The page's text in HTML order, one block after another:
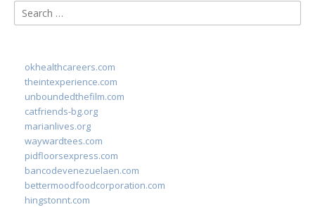
Search
for:
okhealthcareers.com
theintexperience.com
unboundedthefilm.com
catfriends-bg.org
marianlives.org
waywardtees.com
pidfloorsexpress.com
bancodevenezuelaen.com
bettermoodfoodcorporation.com
hingstonnt.com